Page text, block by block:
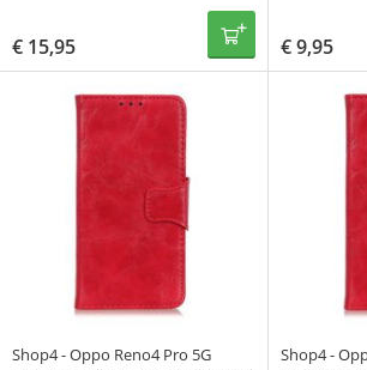
€ 15,95 €9,95
Shop4 - Oppo Reno4 Pro 5G
Shop4 -